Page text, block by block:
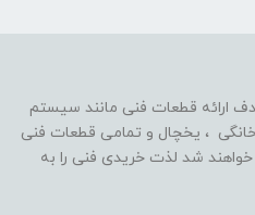
ارائه قطعات فنی مانند سیستم
، یخچال و تمامی قطعات فنی
خواهند شد لذت خریدی فنی را به